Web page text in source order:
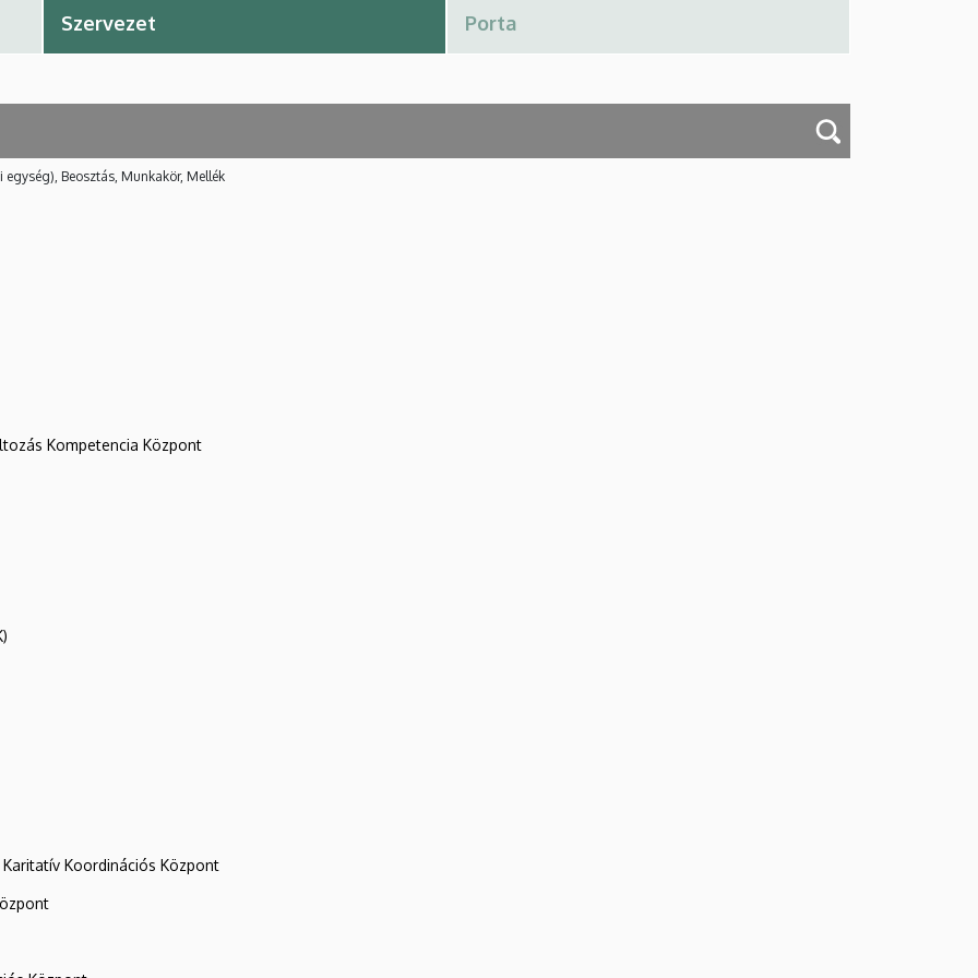
egység), Beosztás, Munkakör, Mellék
Kompetencia Központ
Koordinációs Központ